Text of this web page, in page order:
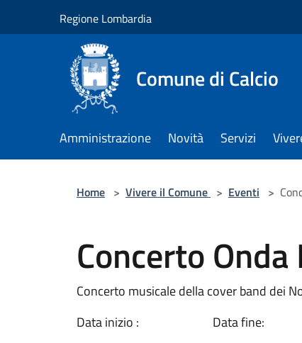
Regione Lombardia
Comune di Calcio
Amministrazione Novità Servizi
Home > Vivere il Comune > Eventi >
Concerto
Concerto musicale della cover band dei
Data inizio :
Data fine: